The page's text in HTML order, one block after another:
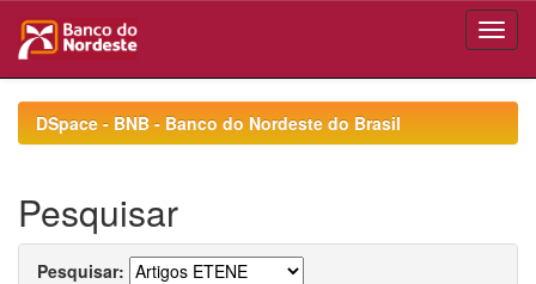
navigationDSpace - BNB - Banco do Nordeste do Brasil
Pesquisar
Pesquisar: